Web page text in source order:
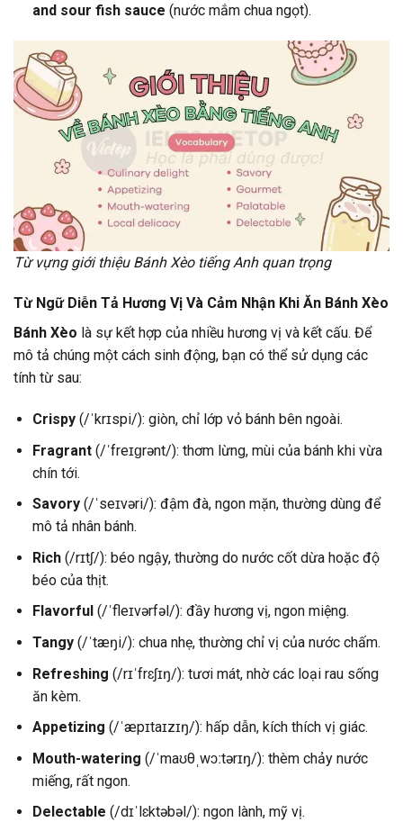
and sour fish sauce (nước mắm chua ngọt).
Từ vựng giới thiệu Bánh Xèo tiếng Anh quan trọng
Từ Ngữ Diễn Tả Hương Vị Và Cảm Nhận Khi Ăn Bánh Xèo
Bánh Xèo là sự kết hợp của nhiều hương vị và kết cấu. Để
mô tả chúng một cách sinh động, bạn có thể sử dụng các
tính từ sau:
Crispy(/ˈkrɪspi/): giòn, chỉ lớp vỏ bánh bên ngoài.
Fragrant(/ˈfreɪɡrənt/): thơm lừng, mùi của bánh khi vừa
chín tới.
Savory(/ˈseɪvəri/): đậm đà, ngon mặn, thường dùng để
mô tả nhân bánh.
Rich(/rɪtʃ/): béo ngậy, thường do nước cốt dừa hoặc độ
béo của thịt.
Flavorful (/ˈfleɪvərfəl/): đầy hương vị, ngon miệng.
Tangy(/ˈtæŋi/): chua nhẹ, thường chỉ vị của nước chấm.
Refreshing (/rɪˈfrɛʃɪŋ/): tươi mát, nhờ các loại rau sống
ăn kèm.
Appetizing (/ˈæpɪtaɪzɪŋ/): hấp dẫn, kích thích vị giác.
Mouth-watering (/ˈmaʊθˌwɔːtərɪŋ/): thèm chảy nước
miếng, rất ngon.
Delectable (/dɪˈlɛktəbəl/): ngon lành, mỹ vị.